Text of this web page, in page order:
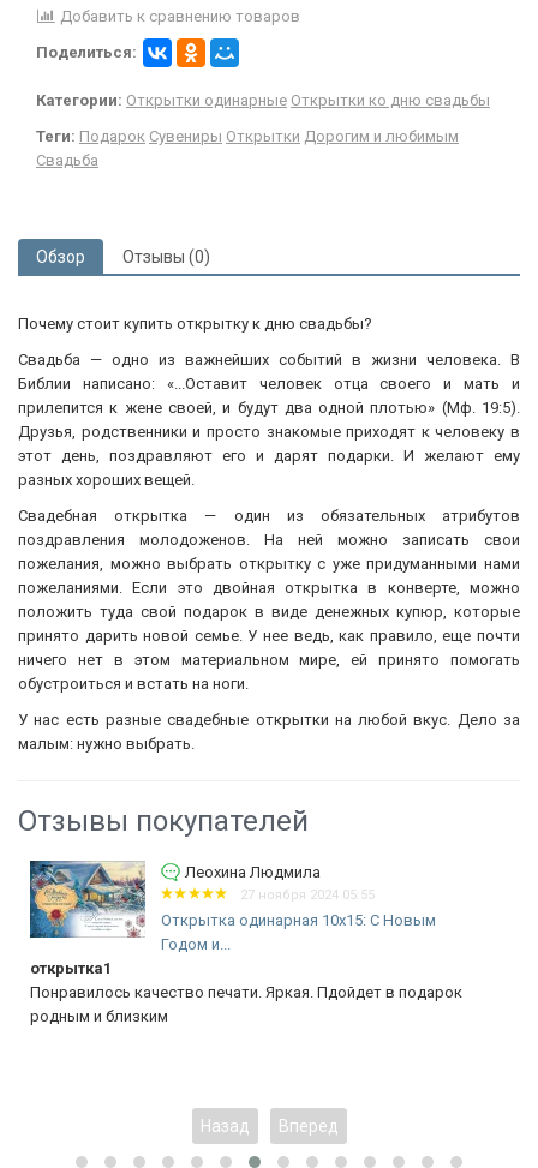
Добавить к сравнению товаров
Поделиться:
Категории: Открытки одинарные Открытки ко дню свадьбы
Теги: Подарок Сувениры Открытки Дорогим и любимым
Свадьба
Обзор Отзывы (0)
Почему стоит купить открытку к дню свадьбы?
Свадьба — одно из важнейших событий в жизни человека. В
Библии написано: «...Оставит человек отца своего и мать и
прилепится к жене своей, и будут два одной плотью» (Мф. 19:5).
Друзья, родственники и просто знакомые приходят к человеку в
этот день, поздравляют его и дарят подарки. И желают ему
разных хороших вещей.
Свадебная открытка — один из обязательных атрибутов
поздравления молодоженов. На ней можно записать свои
пожелания, можно выбрать открытку с уже придуманными нами
пожеланиями. Если это двойная открытка в конверте, можно
положить туда свой подарок в виде денежных купюр, которые
принято дарить новой семье. У нее ведь, как правило, еще почти
ничего нет в этом материальном мире, ей принято помогать
обустроиться и встать на ноги.
У нас есть разные свадебные открытки на любой вкус. Дело за
малым: нужно выбрать.
Отзывы покупателей
Леохина Людмила
27 ноября 2024 05:55
Открытка одинарная 10x15: С Новым
Годом и...
открытка1
Понравилось качество печати. Яркая. Пдойдет в подарок
родным и близким
Назад Вперед